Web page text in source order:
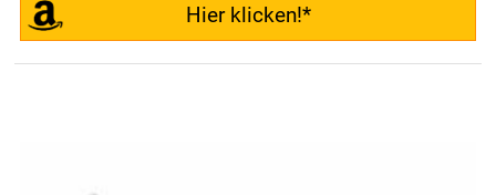
Hier klicken!*